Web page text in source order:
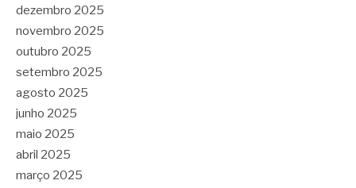
dezembro 2025
novembro 2025
outubro 2025
setembro 2025
agosto 2025
junho 2025
maio 2025
abril 2025
março 2025